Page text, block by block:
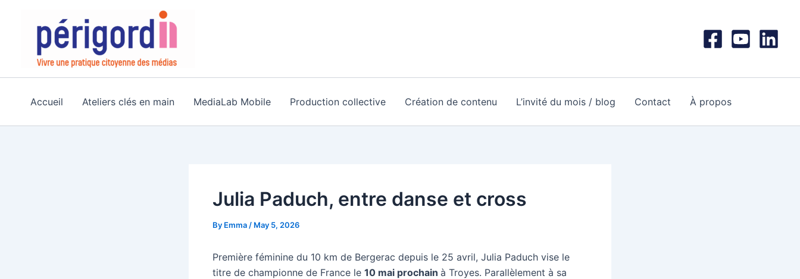
Accueil Ateliers clés en main MediaLab Mobile Production collective Création de contenu L’invité du mois / blog Contact À propos
Julia Paduch, entre danse et cross
By Emma / May 5, 2026
Première féminine du 10 km de Bergerac depuis le 25 avril, Julia Paduch vise le
titre de championne de France le 10 mai prochain à Troyes. Parallèlement à sa